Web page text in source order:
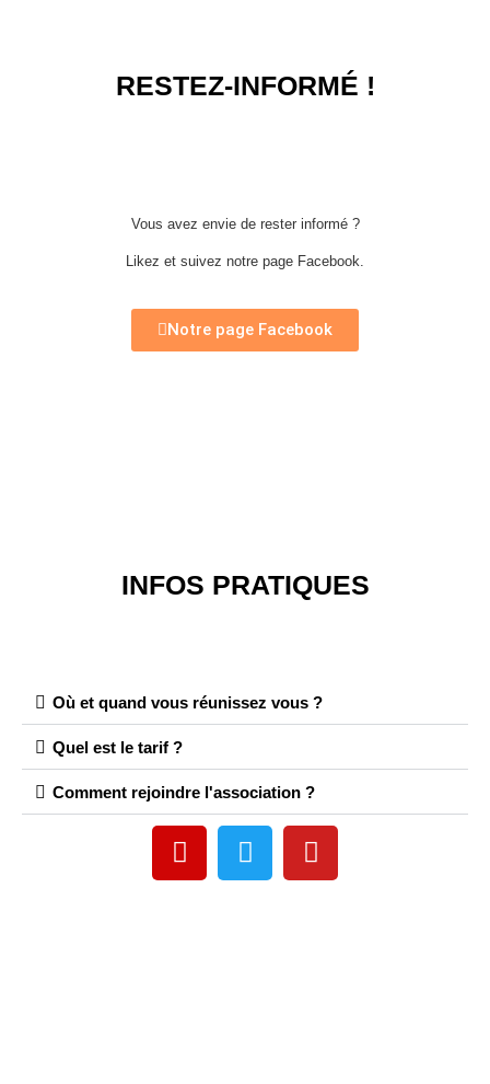
RESTEZ-INFORMÉ !
Vous avez envie de rester informé ?
Likez et suivez notre page Facebook.
Notre page Facebook
INFOS PRATIQUES
Où et quand vous réunissez vous ?
Quel est le tarif ?
Comment rejoindre l'association ?